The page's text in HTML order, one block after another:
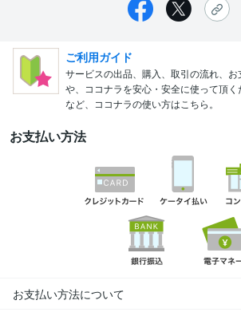
ご利用ガイド
サービスの出品、購入、取引の流れ、
や、ココナラを安心・安全に使って頂
など、ココナラの使い方はこちら。
お支払い方法
お支払い方法について